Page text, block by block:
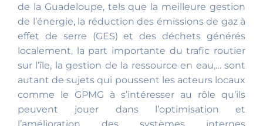
de la Guadeloupe, tels que la meilleure gestion
de l’énergie, la réduction des émissions de gaz à
effet de serre (GES) et des déchets générés
localement, la part importante du trafic routier
sur l’île, la gestion de la ressource en eau,… sont
autant de sujets qui poussent les acteurs locaux
comme le GPMG à s’intéresser au rôle qu’ils
peuvent jouer dans l’optimisation et
l’amélioration des systèmes internes